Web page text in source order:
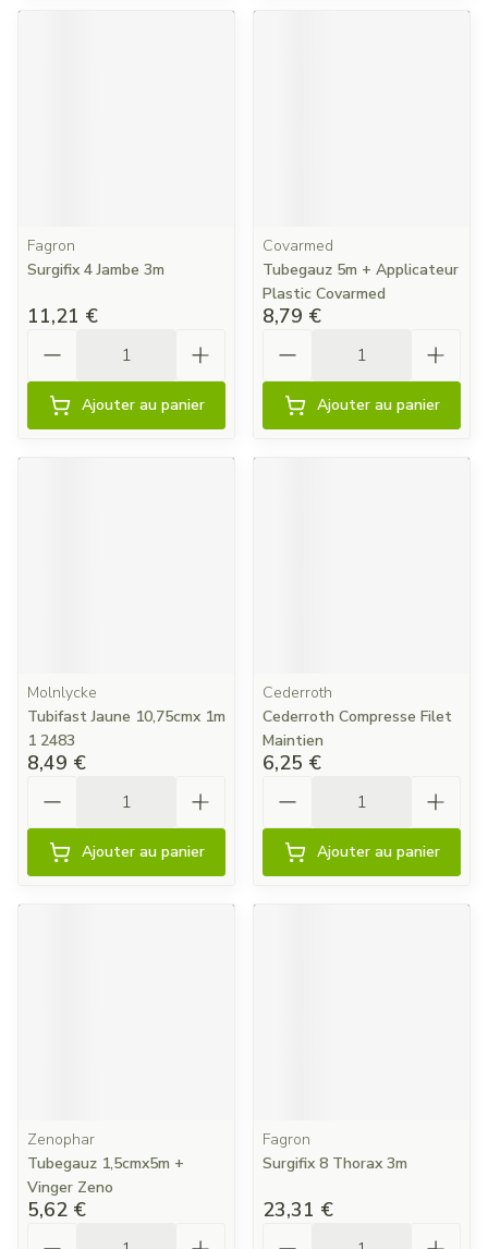
Fagron
Surgifix 4 Jambe 3m
11,21 €
Ajouter au panier
Covarmed
Tubegauz 5m + Applicateur
Plastic Covarmed
8,79 €
Ajouter au panier
Molnlycke
Tubifast Jaune 10,75cmx 1m
1 2483
8,49 €
Ajouter au panier
Cederroth
Cederroth Compresse Filet
Maintien
6,25 €
Ajouter au panier
Zenophar
Tubegauz 1,5cmx5m +
Vinger Zeno
5,62 €
Fagron
Surgifix 8 Thorax 3m
23,31 €